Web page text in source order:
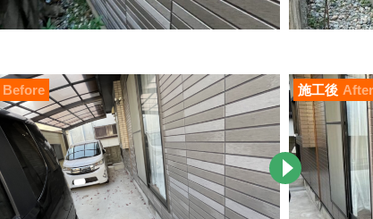
Before 施工後 After